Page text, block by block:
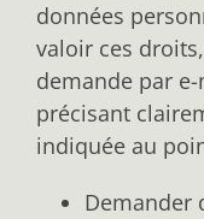
données
valoir ces
demande par
précisant
indiquée au
Demander